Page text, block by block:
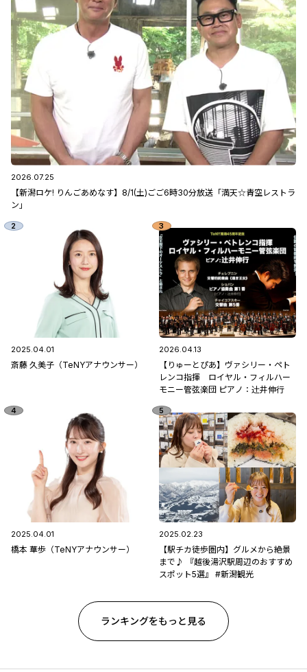
2026.07.25
【新潟ロケ! りんごあめなす】8/1(土)ごご6時30分放送「満天☆青空レストラ
ン」
2025.04.01
斎藤 久美子（TeNYアナウンサー）
2026.04.13
【りゅーとぴあ】ヴァシリー・ペト
レンコ指揮 ロイヤル・フィルハー
モニー管弦楽団 ピアノ：辻󠄀井伸行
2025.04.01
橋本 華歩（TeNYアナウンサー）
2025.02.23
【駅チカ徒歩圏内】グルメから絶景
まで♪ 『越後湯沢駅周辺のおすすめ
スポット5選』 #新潟観光
ランキングをもっと見る